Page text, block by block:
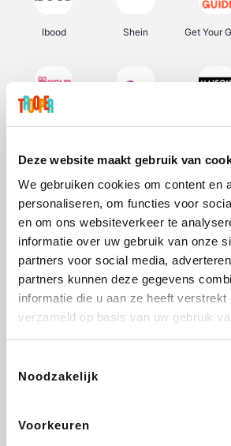
Deze website maakt gebruik van
We gebruiken cookies om content en
personaliseren, om functies voor
en om ons websiteverkeer te
informatie over uw gebruik van onze
partners voor social media,
partners kunnen deze gegevens
informatie die u aan ze heeft verstrekt
verzameld op basis van uw gebruik
Noodzakelijk
Voorkeuren
Ibood Shein Get Your
Weekendesk Sarenza